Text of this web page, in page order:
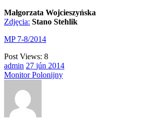
Małgorzata Wojcieszyńska
Zdjęcia: Stano Stehlik
MP 7-8/2014
Post Views: 8
admin 27 jún 2014
Monitor Polonijny